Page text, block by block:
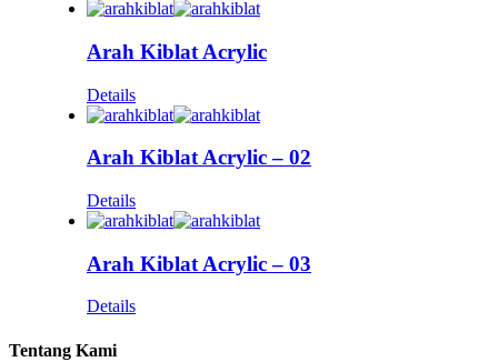
Arah Kiblat Acrylic
Details
Arah Kiblat Acrylic – 02
Details
Arah Kiblat Acrylic – 03
Details
Tentang Kami